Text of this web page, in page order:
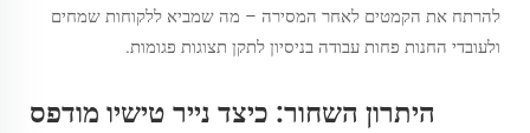
להרתח את הקמטים לאחר המסירה – מה שמביא ללקוחות שמחים
ולעובדי החנות פחות עבודה בניסיון לתקן תצוגות פגומות.
היתרון השחור: כיצד נייר טישיו מודפס